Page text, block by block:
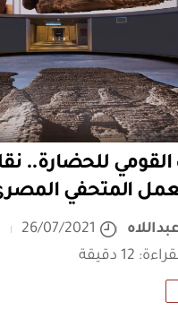
للحضارة..
المتحفي
26/07/2021
دقيقة